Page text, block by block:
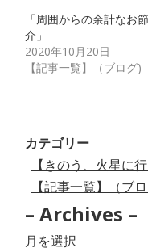
「周囲からの余計なお節
介」
2020年10月20日
【記事一覧】（ブログ)
カテゴリー
【きのう、火星に
【記事一覧】（ブ
– Archives –
–